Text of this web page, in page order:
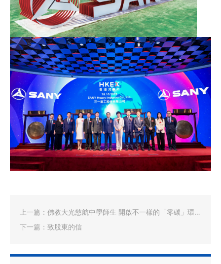
上一篇： 佛教大光慈航中學師生 開啟不一樣的「零碳」環保
之旅
下一篇： 致股東的信